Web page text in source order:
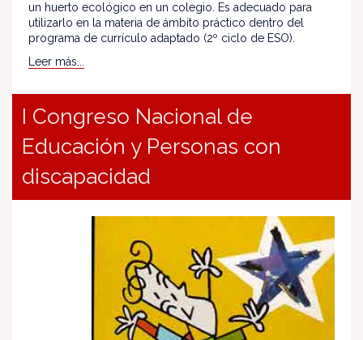
un huerto ecológico en un colegio. Es adecuado para
utilizarlo en la materia de ámbito práctico dentro del
programa de currículo adaptado (2º ciclo de ESO).
Leer más...
I Congreso Nacional de
Educación y Personas con
discapacidad